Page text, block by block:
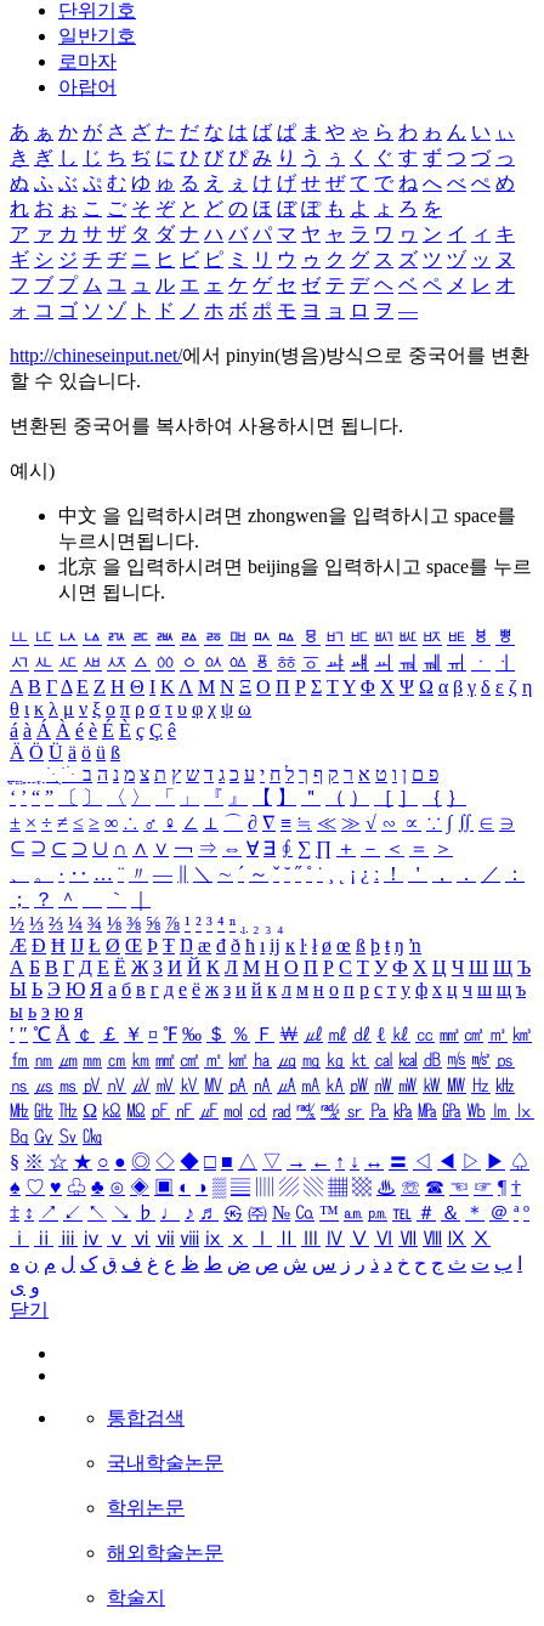
단위기호
일반기호
로마자
아랍어
あ ぁ か が さ ざ た だ な は ば ぱ ま や ゃ ら わ ゎ ん い ぃ
き ぎ し じ ち ぢ に ひ び ぴ み り う ぅ く ぐ す ず つ づ っ
ぬ ふ ぶ ぷ む ゆ ゅ る え ぇ け げ せ ぜ て で ね へ べ ぺ め
れ お ぉ こ ご そ ぞ と ど の ほ ぼ ぽ も よ ょ ろ を
ア ァ カ サ ザ タ ダ ナ ハ バ パ マ ヤ ャ ラ ワ ヮ ン イ ィ キ
ギ シ ジ チ ヂ ニ ヒ ビ ピ ミ リ ウ ゥ ク グ ス ズ ツ ヅ ッ ヌ
フ ブ プ ム ユ ュ ル エ ェ ケ ゲ セ ゼ テ デ ヘ ベ ペ メ レ オ
ォ コ ゴ ソ ゾ ト ド ノ ホ ボ ポ モ ヨ ョ ロ ヲ ―
http://chineseinput.net/에서 pinyin(병음)방식으로 중국어를 변환
할 수 있습니다.
변환된 중국어를 복사하여 사용하시면 됩니다.
예시)
中文 을 입력하시려면 zhongwen을 입력하시고 space를
누르시면됩니다.
北京 을 입력하시려면 beijing을 입력하시고 space를 누르
시면 됩니다.
ㅥ ㅦ ㅧ ㅨ ㅩ ㅪ ㅫ ㅬ ㅭ ㅮ ㅯ ㅰ ㅱ ㅲ ㅳ ㅴ ㅵ ㅶ ㅷ ㅸ
ㅹ
ㅺ ㅻ ㅼ ㅽ ㅾ ㅿ ㆀ ㆁ ㆂ ㆃ ㆄ ㆅ ㆆ ㆇ ㆈ ㆉ ㆊ ㆋ ㆌ ㆍ
ㆎ
Α Β ΓΔ Ε Ζ Η Θ Ι ΚΛ Μ Ν Ξ Ο Π Ρ Σ ΤΥ Φ Χ Ψ Ω α β γ δ ε ζ η
θ ι κ λ μ ν ξ ο π ρ σ τ υ φ χ ψ ω
á à Á À é è É È ç Ç ê
Ä Ö Ü ä ö ü ß
ִֶֹ ֻּ ׁׂ פ ם ן ו ט א ר ק ף ך ל ח י ע כ ג ד ש ץ ת צ מ נ ה ב
‘ ’ “ ” 〔 〕 〈 〉 「 」 『 』 【 】 ＂ （ ） ［ ］ ｛ ｝
± × ÷ ≠ ≤ ≥ ∞ ∴ ♂ ♀ ∠ ⊥ ⌒ ∂ ∇ ≡ ≒ ≪ ≫ √ ∽ ∝ ∵ ∫ ∬ ∈ ∋
⊆ ⊇ ⊂ ⊃ ∪ ∩ ∧ ∨ ￢ ⇒ ⇔ ∀ ∃ ∮ ∑ ∏ ＋ － ＜ ＝
＞
、
。 · ‥ … ¨ 〃 ― ＼ ∼ ´ ～ ˇ ˘ ˝ ˚ ˙ ¸ ¡ ¿ ː ！ ＇ ， ． ／
：
；
？ ＾ ｀
½ ⅓ ⅔ ¼ ¾ ⅛ ⅜ ⅝ ⅞ ¹ ² ³ ⁴ ⁿ ₁ ₂ ₃ ₄
Æ Ð Ħ Ĳ Ł Ø Œ Þ Ŧ Ŋ æ đ ð ħ ı ĳ ĸ ŀ ł ø œ ß þ ŧ ŋ ŉ
А Б В Г Д Е Ё Ж З И Й К Л М Н О П Р С Т У Ф Х Ц Ч Ш Щ Ъ
Ы Ь Э Ю Я а б в г д е ё ж з и й к л м н о п р с т у ф х ц ч ш щ ъ
ы ь э ю я
′ ″ ℃ Å ￠ ￡ ￥ ¤ ℉ ‰ ＄ ％ Ｆ ￦ ㎕ ㎖ ㎗ ℓ ㎘ ㏄ ㎣ ㎤ ㎥ ㎦
㎙ ㎚ ㎛ ㎜ ㎝ ㎞ ㎟ ㎠ ㎡ ㎢ ㏊ ㎍ ㎎ ㎏ ㏏ ㎈ ㎉ ㏈ ㎧ ㎨ ㎰
㎱ ㎲ ㎳ ㎴ ㎵ ㎶ ㎷ ㎸ ㎹ ㎀ ㎁ ㎂ ㎃ ㎄ ㎺ ㎻ ㎽ ㎾ ㎿ ㎐ ㎑
㎒ ㎓ ㎔ Ω ㏀ ㏁ ㎊ ㎋ ㎌ ㏖ ㏅ ㎭ ㎮ ㎯ ㏛ ㎩ ㎪ ㎫ ㎬ ㏝ ㏐
㏓
㏃ ㏉ ㏜ ㏆
§ ※ ☆ ★ ○ ● ◎ ◇ ◆ □ ■ △ ▽ → ← ↑ ↓ ↔ 〓 ◁ ◀ ▷ ▶ ♤
♠ ♡ ♥ ♧ ♣ ⊙ ◈ ▣ ◐ ◑ ▒ ▤ ▨ ▧ ▦ ▩ ♨ ☏ ☎ ☜ ☞ ¶ †
‡ ↕ ↗ ↙ ↖ ↘ ♭ ♩ ♪ ♬ ㉿ ㈜ № ㏇ ™ ㏂ ㏘ ℡ ＃ ＆ ＊ ＠ ª º
ⅰ
ⅱ ⅲ ⅳ ⅴ ⅵ ⅶ ⅷ ⅸ ⅹ Ⅳ Ⅴ Ⅵ Ⅶ Ⅷ Ⅸ Ⅹ
ب ت ث ج ح خ د ذ ر ز س ش ص ض ط ظ ع غ ف ق ک ل م ن ه
و ی
닫기
통합검색
국내학술논문
학위논문
해외학술논문
학술지